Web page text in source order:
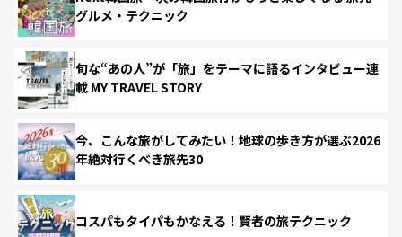
グルメ・テクニック
旬な“あの人”が「旅」をテーマに語るインタビュー連
載 MY TRAVEL STORY
今、こんな旅がしてみたい！地球の歩き方が選ぶ2026
年絶対行くべき旅先30
コスパもタイパもかなえる！賢者の旅テクニック